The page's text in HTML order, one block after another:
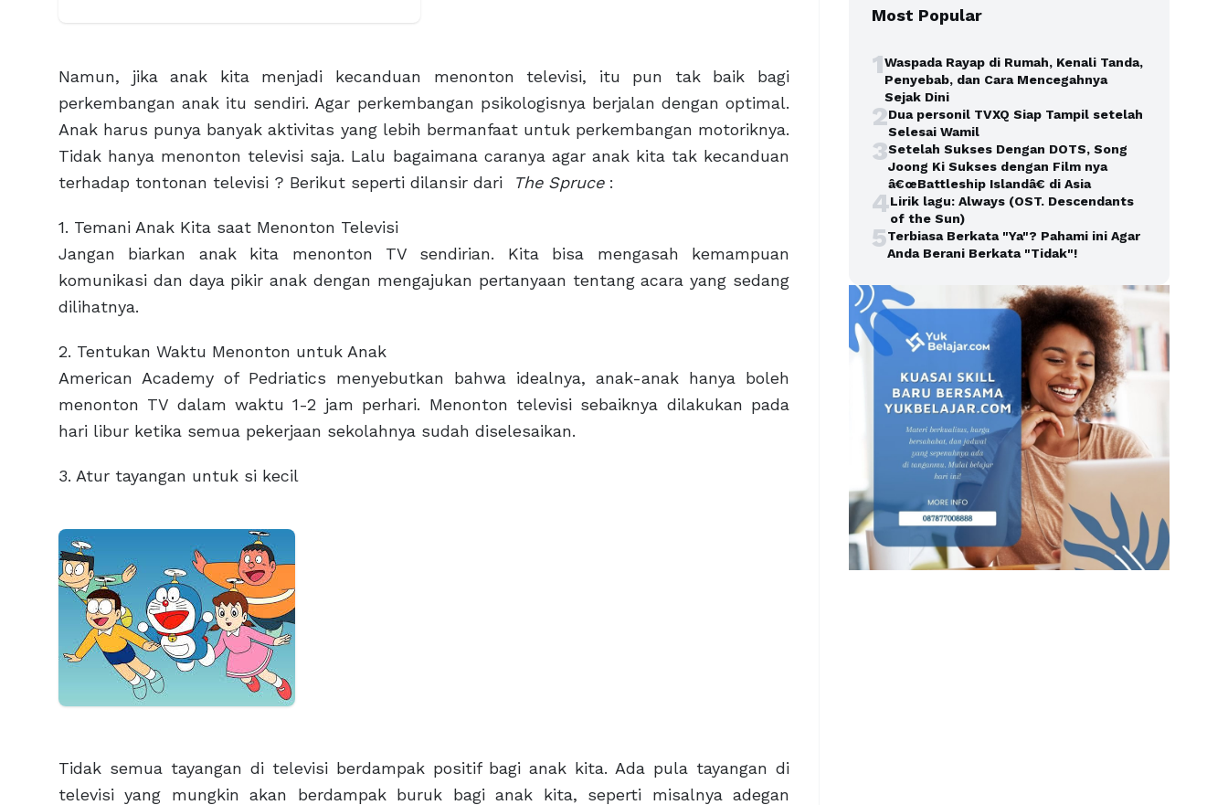
Namun, jika anak kita menjadi kecanduan menonton televisi, itu pun tak baik bagi
perkembangan anak itu sendiri. Agar perkembangan psikologisnya berjalan dengan optimal.
Anak harus punya banyak aktivitas yang lebih bermanfaat untuk perkembangan motoriknya.
Tidak hanya menonton televisi saja. Lalu bagaimana caranya agar anak kita tak kecanduan
terhadap tontonan televisi ? Berikut seperti dilansir dari
The Spruce:
1. Temani Anak Kita saat Menonton Televisi
Jangan biarkan anak kita menonton TV sendirian. Kita bisa mengasah kemampuan
komunikasi dan daya pikir anak dengan mengajukan pertanyaan tentang acara yang sedang
dilihatnya.
2. Tentukan Waktu Menonton untuk Anak
American Academy of Pedriatics menyebutkan bahwa idealnya, anak-anak hanya boleh
menonton TV dalam waktu 1-2 jam perhari. Menonton televisi sebaiknya dilakukan pada
hari libur ketika semua pekerjaan sekolahnya sudah diselesaikan.
3. Atur tayangan untuk si kecil
Tidak semua tayangan di televisi berdampak positif bagi anak kita. Ada pula tayangan di
televisi yang mungkin akan berdampak buruk bagi anak kita, seperti misalnya adegan
Most Popular
1Waspada Rayap di Rumah, Kenali Tanda,
Penyebab, dan Cara Mencegahnya
Sejak Dini
2Dua personil TVXQ Siap Tampil setelah
Selesai Wamil
3Setelah Sukses Dengan DOTS, Song
Joong Ki Sukses dengan Film nya
â€œBattleship Islandâ€ di Asia
4Lirik lagu: Always (OST. Descendants
of the Sun)
5Terbiasa Berkata "Ya"? Pahami ini Agar
Anda Berani Berkata "Tidak"!